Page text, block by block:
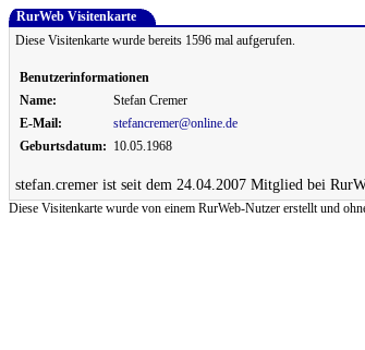
RurWeb Visitenkarte
Diese Visitenkarte wurde bereits 1596 mal aufgerufen.
Benutzerinformationen
Name:
Stefan Cremer
E-Mail:
stefancremer@online.de
Geburtsdatum: 10.05.1968
stefan.cremer ist seit dem 24.04.2007 Mitglied bei
Diese Visitenkarte wurde von einem RurWeb-Nutzer erstellt und